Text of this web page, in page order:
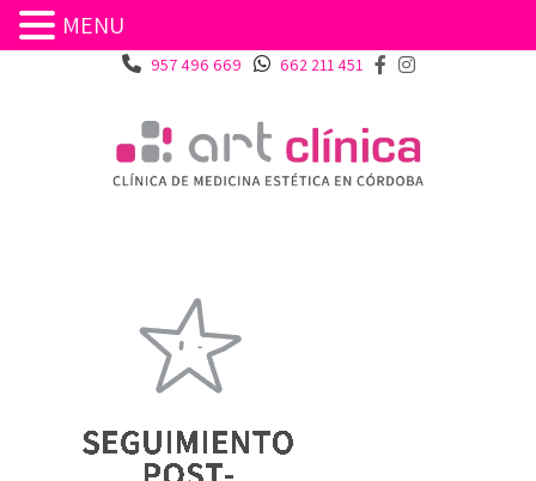
957 496 669 662 211 451
MENU